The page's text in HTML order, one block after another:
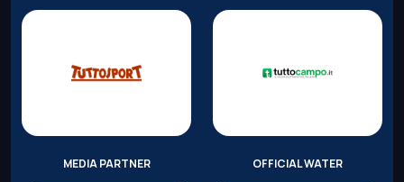
MEDIA PARTNER OFFICIAL WATER